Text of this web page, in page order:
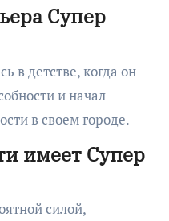
Супер
в детстве, когда он
и начал
в своем городе.
имеет Супер
силой,